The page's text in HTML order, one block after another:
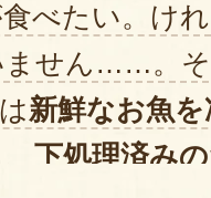
レゼントで夕食
2019年05月29日 /
べたい。け
ません……。
新鮮なお魚
下処理済み